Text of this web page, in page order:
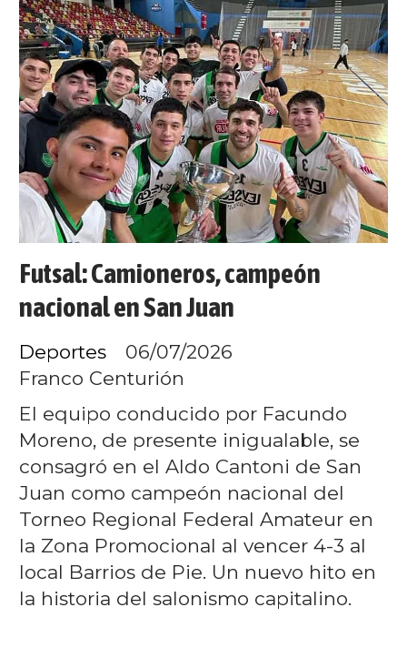
Futsal: Camioneros, campeón
nacional en San Juan
Franco Centurión
Deportes 06/07/2026
El equipo conducido por Facundo
Moreno, de presente inigualable, se
consagró en el Aldo Cantoni de San
Juan como campeón nacional del
Torneo Regional Federal Amateur en
la Zona Promocional al vencer 4-3 al
local Barrios de Pie. Un nuevo hito en
la historia del salonismo capitalino.